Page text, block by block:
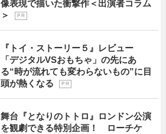
像表現で描いた衝撃作＜出演者コラム
＞
P R
『トイ・ストーリー５』レビュー
「デジタルVSおもちゃ」の先にあ
る“時が流れても変わらないもの”に目
頭が熱くなる
P R
舞台『となりのトトロ』ロンドン公演
を観劇できる特別企画！ ローチケ